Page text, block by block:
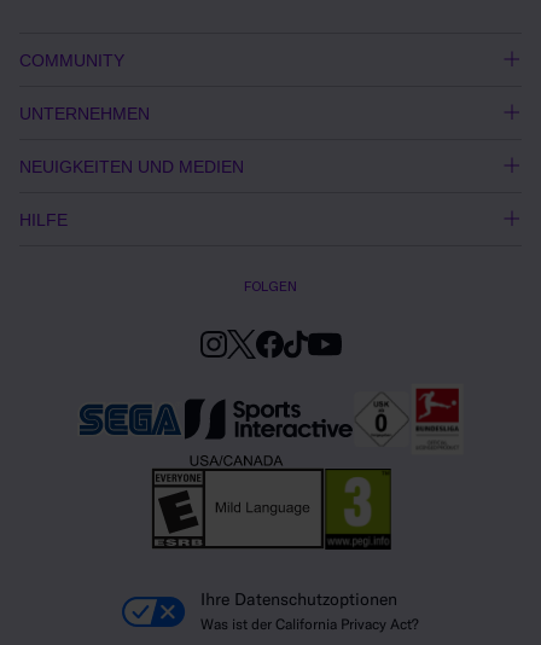
COMMUNITY
UNTERNEHMEN
NEUIGKEITEN UND MEDIEN
HILFE
FOLGEN
Ihre Datenschutzoptionen
Was ist der California Privacy Act?